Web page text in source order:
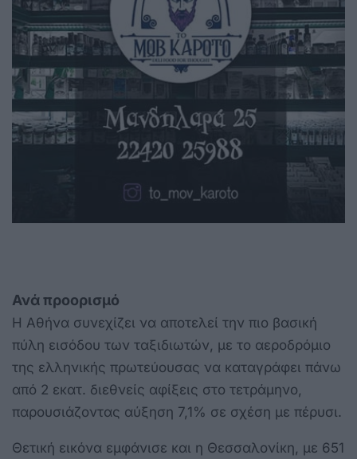
Ανά προορισμό
Η Αθήνα συνεχίζει να αποτελεί την πιο βασική
πύλη εισόδου των ταξιδιωτών, με το αεροδρόμιο
της ελληνικής πρωτεύουσας να καταγράφει πάνω
από 2 εκατ. διεθνείς αφίξεις στο τετράμηνο,
παρουσιάζοντας αύξηση 7,1% σε σχέση με πέρυσι.
Θετική εικόνα εμφάνισε και η Θεσσαλονίκη, με 651